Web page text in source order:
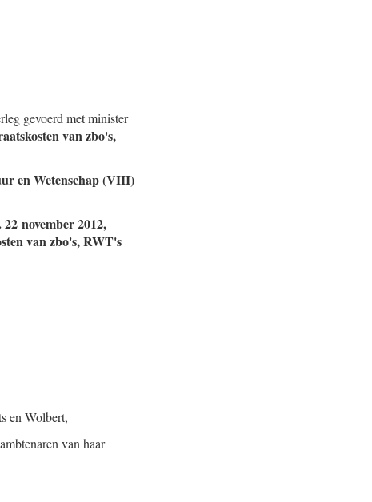
gevoerd met minister
van zbo's,
en Wetenschap (VIII)
november 2012,
van zbo's, RWT's
en Wolbert,
van haar